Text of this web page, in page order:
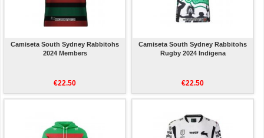
Camiseta South Sydney Rabbitohs
2024 Members
€22.50
Camiseta South Sydney Rabbitohs
Rugby 2024 Indigena
€22.50